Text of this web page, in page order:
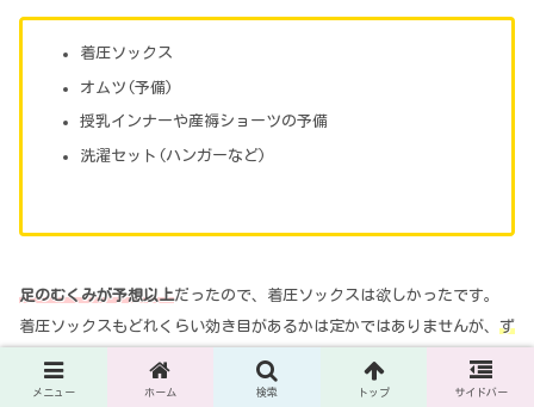
着圧ソックス
オムツ(予備)
授乳インナーや産褥ショーツの予備
洗濯セット(ハンガーなど)
足のむくみが予想以上だったので、着圧ソックスは欲しかったです。
着圧ソックスもどれくらい効き目があるかは定かではありませんが、 ず
っとマッサージするのも大変ですし、ないよりはマシ
だと思います。
メニュー ホーム 検索 トップ サイドバー